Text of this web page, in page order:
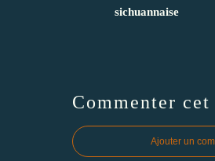
sichuannaise
Commenter
Ajouter un